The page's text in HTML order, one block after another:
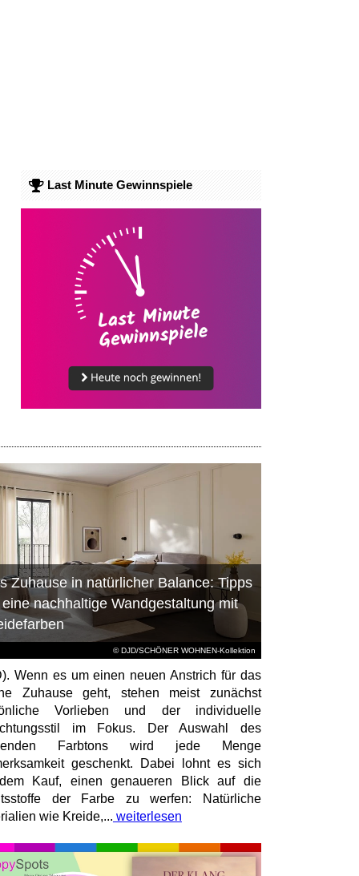
Last Minute Gewinnspiele
© DJD/SCHÖNER WOHNEN-Kollektion
Zuhause in natürlicher Balance: Tipps
nachhaltige Wandgestaltung mit
Wenn es um einen neuen Anstrich für das
Zuhause geht, stehen meist zunächst
Vorlieben und der individuelle
im Fokus. Der Auswahl des
Farbtons wird jede Menge
geschenkt. Dabei lohnt es sich
Kauf, einen genaueren Blick auf die
der Farbe zu werfen: Natürliche
wie Kreide,... weiterlesen